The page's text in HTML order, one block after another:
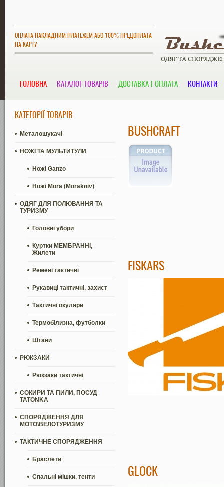
ОПЛАТА НАКЛАДНИМ ПЛАТЕЖЕМ АБО 100% ПРЕДОПЛАТА
НА КАРТУ
ГОЛОВНА КАТАЛОГ ТОВАРІВ ДОСТАВКА І ОПЛАТА КОНТАКТИ
КАТЕГОРІЇ ТОВАРІВ
Металошукачі
НОЖІ ТА МУЛЬТИТУЛИ
Ножі Ganzo
Ножі Mora (Morakniv)
ОДЯГ ДЛЯ ПОЛЮВАННЯ ТА
ТУРИЗМУ
Головні убори
Куртки МЕМБРАННІ,
Жилети
Ремені тактичні
Рукавиці тактичні, захист
Тактичні окуляри
Термобілизна, футболки
Штани
РЮКЗАКИ
Рюкзаки тактичні
СОКИРИ ТА ПИЛИ, ПОСУД
TATONKA
СПОРЯДЖЕННЯ ДЛЯ
МОТО\ВЕЛОТУРИЗМУ
ТАКТИЧНЕ СПОРЯДЖЕННЯ
Браслети
Спальні мішки, тенти
BUSHCRAFT
FISKARS
GLOCK